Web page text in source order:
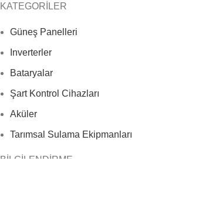
KATEGORİLER
Güneş Panelleri
Inverterler
Bataryalar
Şart Kontrol Cihazları
Aküler
Tarımsal Sulama Ekipmanları
BİLGİLENDİRME